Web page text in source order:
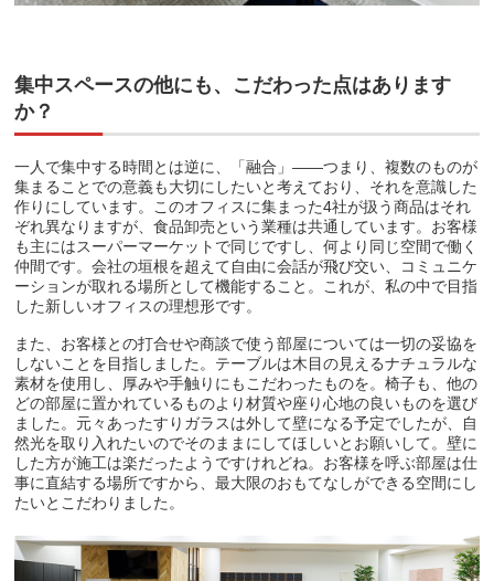
集中スペースの他にも、こだわった点はあります
か？
一人で集中する時間とは逆に、「融合」――つまり、複数のものが
集まることでの意義も大切にしたいと考えており、それを意識した
作りにしています。このオフィスに集まった4社が扱う商品はそれ
ぞれ異なりますが、食品卸売という業種は共通しています。お客様
も主にはスーパーマーケットで同じですし、何より同じ空間で働く
仲間です。会社の垣根を超えて自由に会話が飛び交い、コミュニケ
ーションが取れる場所として機能すること。これが、私の中で目指
した新しいオフィスの理想形です。
また、お客様との打合せや商談で使う部屋については一切の妥協を
しないことを目指しました。テーブルは木目の見えるナチュラルな
素材を使用し、厚みや手触りにもこだわったものを。椅子も、他の
どの部屋に置かれているものより材質や座り心地の良いものを選び
ました。元々あったすりガラスは外して壁になる予定でしたが、自
然光を取り入れたいのでそのままにしてほしいとお願いして。壁に
した方が施工は楽だったようですけれどね。お客様を呼ぶ部屋は仕
事に直結する場所ですから、最大限のおもてなしができる空間にし
たいとこだわりました。